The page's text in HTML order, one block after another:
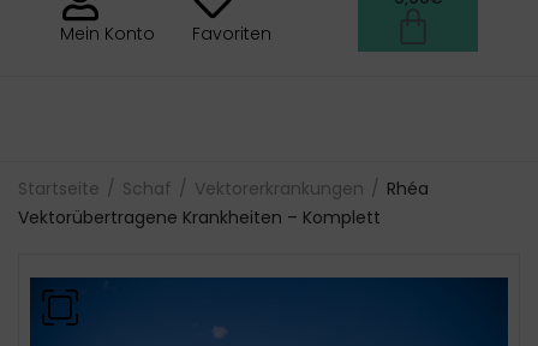
Mein Konto Favoriten
Startseite Schaf Vektorerkrankungen
Rhéa
Vektorübertragene Krankheiten – Komplett